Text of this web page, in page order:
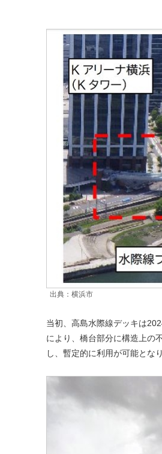
出典：横浜市
当初、高島水際線デッキは
により、橋台部分に構造上の
し、暫定的に利用が可能とな